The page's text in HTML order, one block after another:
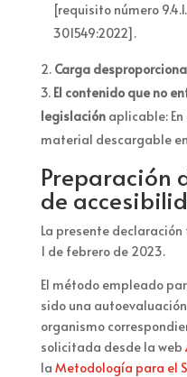
[requisito número
301549:2022].
Carga
El contenido que no
legislación aplicable:
material descargable
Preparación
de
La presente
1 de febrero de 2023.
El método empleado
sido una
organismo
solicitada desde la web
la Metodología para el